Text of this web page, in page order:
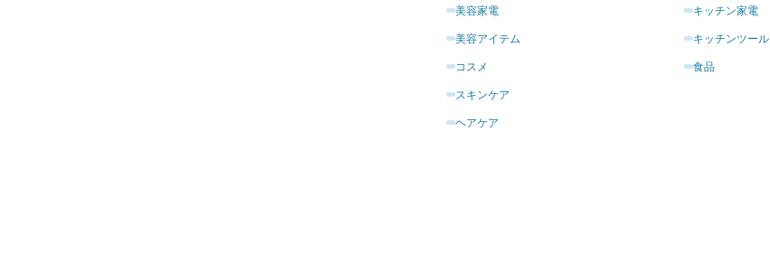
美容家電
美容アイテム
コスメ
スキンケア
ヘアケア
キッチン家電
キッチンツール
食品